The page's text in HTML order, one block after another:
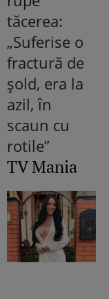
TV Mania